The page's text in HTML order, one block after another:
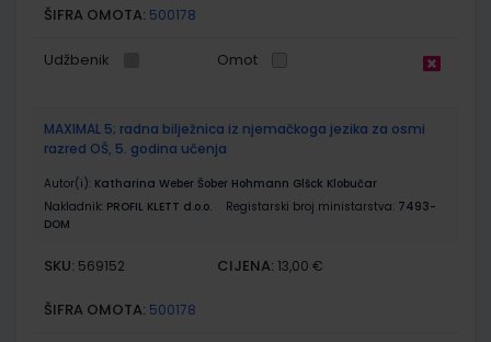
ŠIFRA OMOTA: 500178
Udžbenik Omot
MAXIMAL 5; radna bilježnica iz njemačkoga jezika za osmi
razred OŠ, 5. godina učenja
Autor(i): Katharina Weber Šober Hohmann Glšck Klobučar
Nakladnik: PROFIL KLETT d.o.o. Registarski broj ministarstva: 7493-
DOM
SKU: 569152 CIJENA: 13,00 €
ŠIFRA OMOTA: 500178